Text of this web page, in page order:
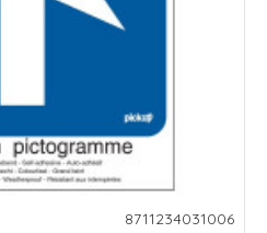
8711234031006